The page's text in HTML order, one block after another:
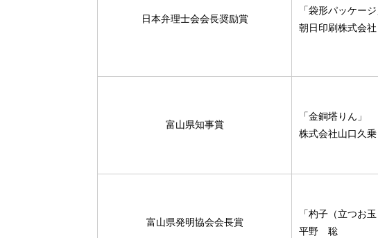
日本弁理士会会長奨励賞
「袋形パッケージ
朝日印刷株式会社
富山県知事賞
「金銅塔りん」
株式会社山口久乗
富山県発明協会会長賞
「杓子（立つお玉
平野 聡